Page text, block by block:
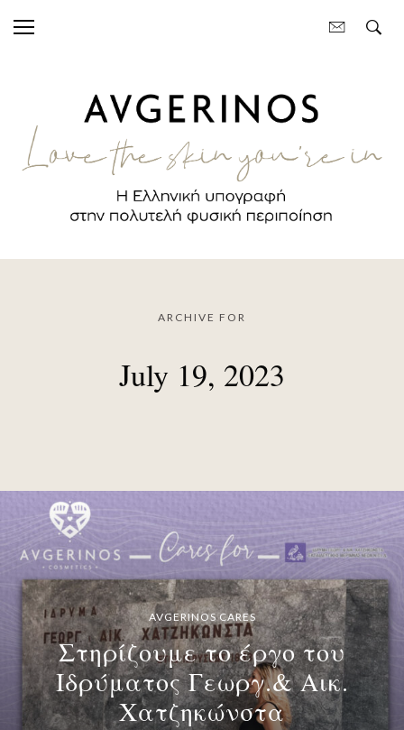
ARCHIVE FOR
July 19, 2023
AVGERINOS CARES
Στηρίζουμε το έργο του
Ιδρύματος Γεωργ.& Αικ.
Χατζηκώνστα